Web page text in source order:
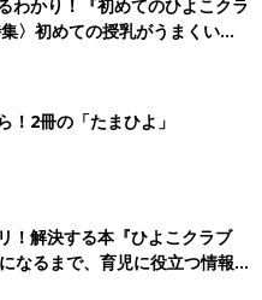
わかり！『初めてのひよこクラ
〉初めての授乳がうまくい
の基本と夏のトラブル 解決テ
！2冊の「たまひよ」
！解決する本『ひよこクラブ
るまで、育児に役立つ情報が